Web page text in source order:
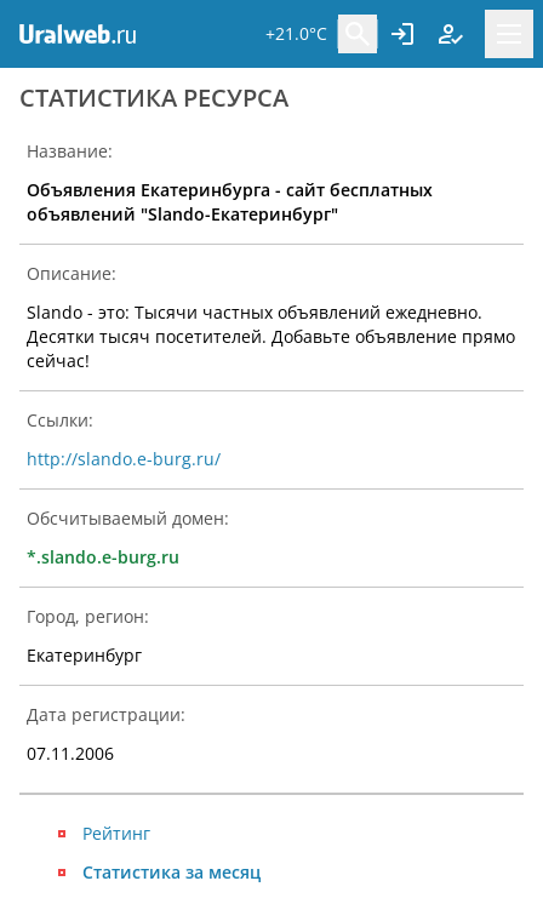
+21.0°C
CТАТИСТИКА РЕСУРСА
Название:
Объявления Екатеринбурга - сайт бесплатных
объявлений "Slando-Екатеринбург"
Описание:
Slando - это: Тысячи частных объявлений ежедневно.
Десятки тысяч посетителей. Добавьте объявление прямо
сейчас!
Ссылки:
http://slando.e-burg.ru/
Обсчитываемый домен:
*.slando.e-burg.ru
Город, регион:
Екатеринбург
Дата регистрации:
07.11.2006
Рейтинг
Статистика за месяц